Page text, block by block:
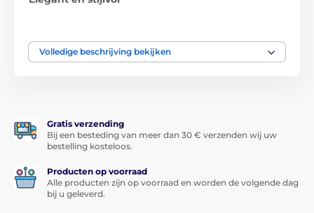
elegante hoes voor de Xiaomi Redmi 9T telefoon,
waarvan het oppervlak, dat aan leer doet denken, in
daglichtlicht glanst. De elegantie wordt versterkt
telefoonhouder, die precies op maat is gemaakt voor
jouw telefoon en beschikt over
alle noodzakelijke
bekleed met zacht suède
Xiaomi Redmi 9T altijd op een zachte ondergrond rust
en beschermd is tegen kleine krasjes. Het hoesje sluit
Volledige beschrijving bekijken
Gratis verzending
Bij een besteding van meer dan 30 € verzenden wij uw
bestelling kosteloos.
Producten op voorraad
Alle producten zijn op voorraad en worden de volgende dag
bij u geleverd.